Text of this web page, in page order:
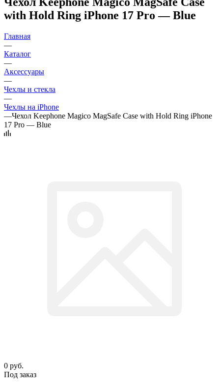
with Hold Ring iPhone 17 Pro — Blue
Главная
—
Каталог
—
Аксессуары
—
Чехлы и стекла
—
Чехлы на iPhone
—Чехол Keephone Magico MagSafe Case with Hold Ring iPhone
17 Pro — Blue
0 руб.
Под заказ